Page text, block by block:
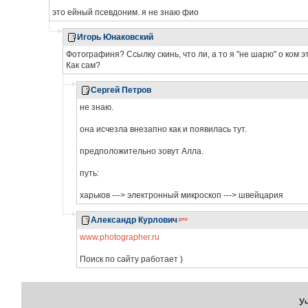
это ейный псевдоним. я не знаю фио
Игорь Юнаковский
Фотографиня? Ссылку скинь, что ли, а то я "не шарю" о ком
Как сам?
Сергей Петров
не знаю.
она исчезла внезапно как и появилась тут.
предположительно зовут Алла.
путь:
харьков ---> электронный микроскоп ---> швейцария
Александр Курлович
www.photographer.ru
Поиск по сайту работает )